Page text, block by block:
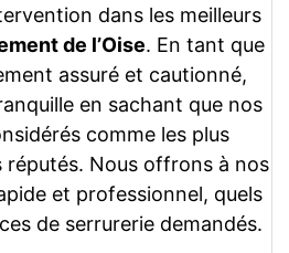
dans les meilleurs
de l’Oise. En tant que
assuré et cautionné,
en sachant que nos
comme les plus
réputés. Nous offrons à nos
et professionnel, quels
de serrurerie demandés.